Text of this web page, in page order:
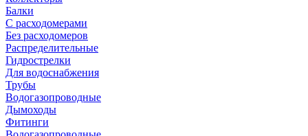
Балки
С расходомерами
Без расходомеров
Распределительные
Гидрострелки
Для водоснабжения
Трубы
Водогазопроводные
Дымоходы
Фитинги